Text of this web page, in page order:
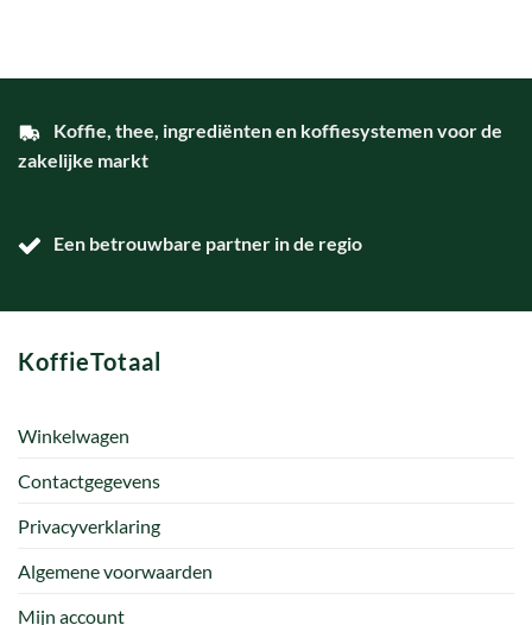
Koffie, thee, ingrediënten en koffiesystemen voor de
zakelijke markt
Een betrouwbare partner in de regio
KoffieTotaal
Winkelwagen
Contactgegevens
Privacyverklaring
Algemene voorwaarden
Mijn account